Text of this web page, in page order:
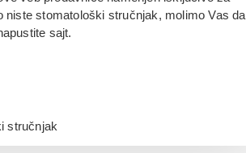
stomatološki stručnjak, molimo Vas da
sajt.
stručnjak